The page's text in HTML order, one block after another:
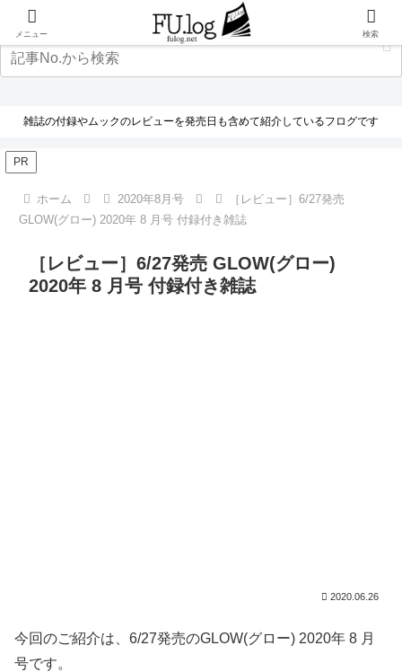
雑誌の付録やムックのレビューを発売日も含めて紹介しているフログです
PR
ホーム 2020年8月号
［レビュー］6/27発売
GLOW(グロー) 2020年 8 月号 付録付き雑誌
［レビュー］6/27発売 GLOW(グロー)
2020年 8 月号 付録付き雑誌
2020.06.26
今回のご紹介は、6/27発売のGLOW(グロー) 2020年 8 月
号です。
メニュー 検索